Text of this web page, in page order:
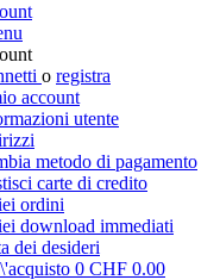
o registra
account
utente
metodo di pagamento
carte di credito
ordini
download immediati
dei desideri
0 CHF 0.00